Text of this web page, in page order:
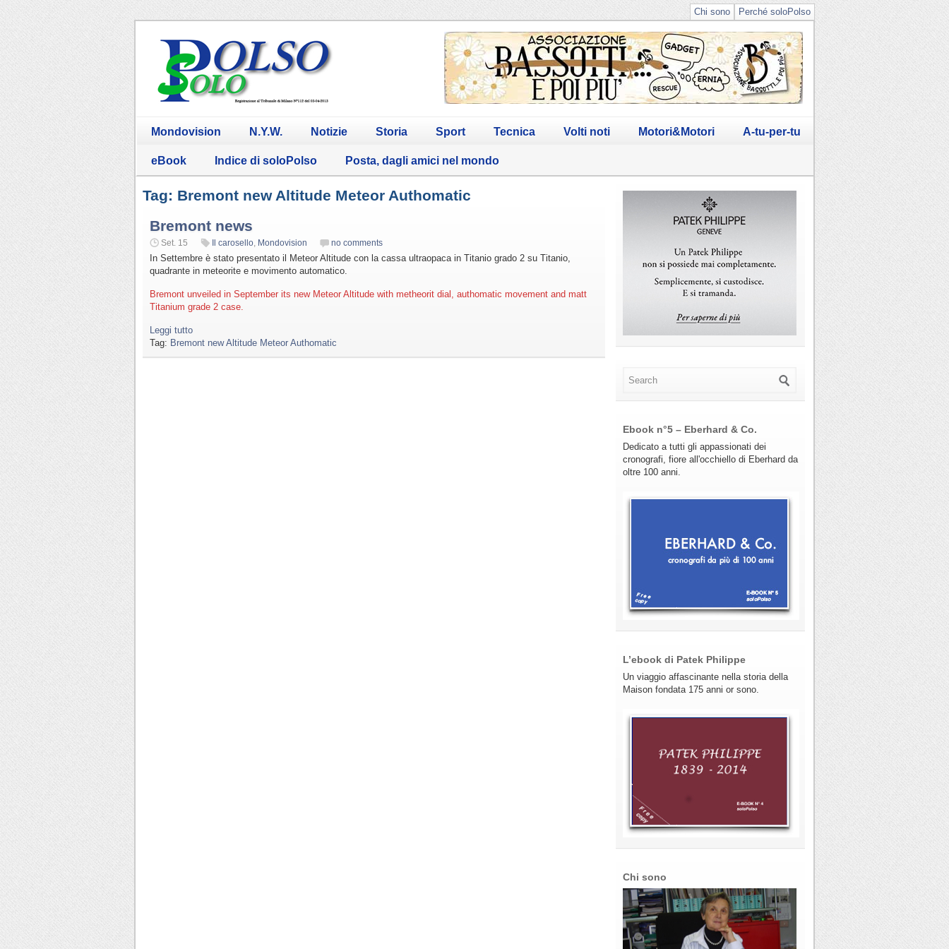
Perché soloPolso
Chi sono
Mondovision N.Y.W. Notizie Storia Sport Tecnica Volti noti Motori&Motori A-tu-per-tu
eBook Indice di soloPolso Posta, dagli amici nel mondo
Tag: Bremont new Altitude Meteor Authomatic
Bremont news
Set. 15 Il carosello Mondovision no comments
In Settembre è stato presentato il Meteor Altitude con la cassa ultraopaca in Titanio grado 2 su Titanio,
quadrante in meteorite e movimento automatico.
Bremont unveiled in September its new Meteor Altitude with metheorit dial, authomatic movement and matt
Titanium grade 2 case.
Leggi tutto
Tag: Bremont new Altitude Meteor Authomatic
Ebook n°5 – Eberhard & Co.
Dedicato a tutti gli appassionati dei
cronografi, fiore all'occhiello di Eberhard da
oltre 100 anni.
L’ebook di Patek Philippe
Un viaggio affascinante nella storia della
Maison fondata 175 anni or sono.
Chi sono